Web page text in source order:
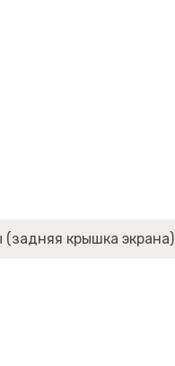
крышка экрана)